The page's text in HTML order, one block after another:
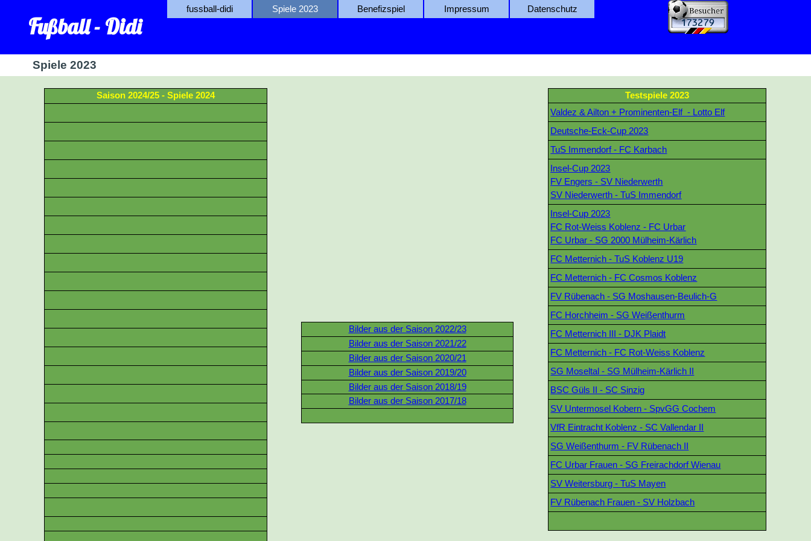
Fußball - Didi
fussball-didi Spiele 2023 Benefizspiel Impressum Datenschutz
Spiele 2023
Saison 2024/25 - Spiele 2024
Bilder aus der Saison 2022/23
Bilder aus der Saison 2021/22
Bilder aus der Saison 2020/21
Bilder aus der Saison 2019/20
Bilder aus der Saison 2018/19
Bilder aus der Saison 2017/18
Testspiele 2023
Valdez & Ailton + Prominenten-Elf - Lotto Elf
Deutsche-Eck-Cup 2023
TuS Immendorf - FC Karbach
Insel-Cup 2023
FV Engers - SV Niederwerth
SV Niederwerth - TuS Immendorf
Insel-Cup 2023
FC Rot-Weiss Koblenz - FC Urbar
FC Urbar - SG 2000 Mülheim-Kärlich
FC Metternich - TuS Koblenz U19
FC Metternich - FC Cosmos Koblenz
FV Rübenach - SG Moshausen-Beulich-G
FC Horchheim - SG Weißenthurm
FC Metternich III - DJK Plaidt
FC Metternich - FC Rot-Weiss Koblenz
SG Moseltal - SG Mülheim-Kärlich II
BSC Güls II - SC Sinzig
SV Untermosel Kobern - SpvGG Cochem
VfR Eintracht Koblenz - SC Vallendar II
SG Weißenthurm - FV Rübenach II
FC Urbar Frauen - SG Freirachdorf Wienau
SV Weitersburg - TuS Mayen
FV Rübenach Frauen - SV Holzbach